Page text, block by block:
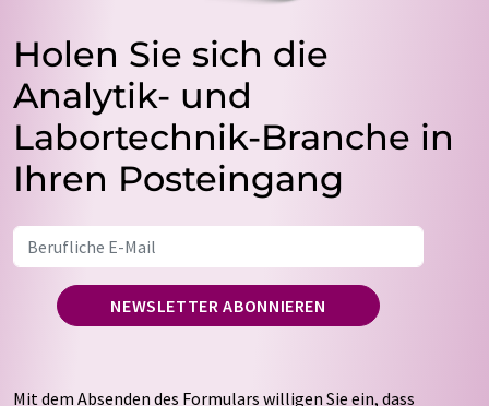
Holen Sie sich die
Analytik- und
Labortechnik-Branche in
Ihren Posteingang
NEWSLETTER ABONNIEREN
Mit dem Absenden des Formulars willigen Sie ein, dass